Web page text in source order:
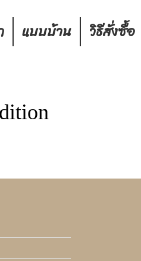
แบบบ้าน วิธีสั่งซื้อ